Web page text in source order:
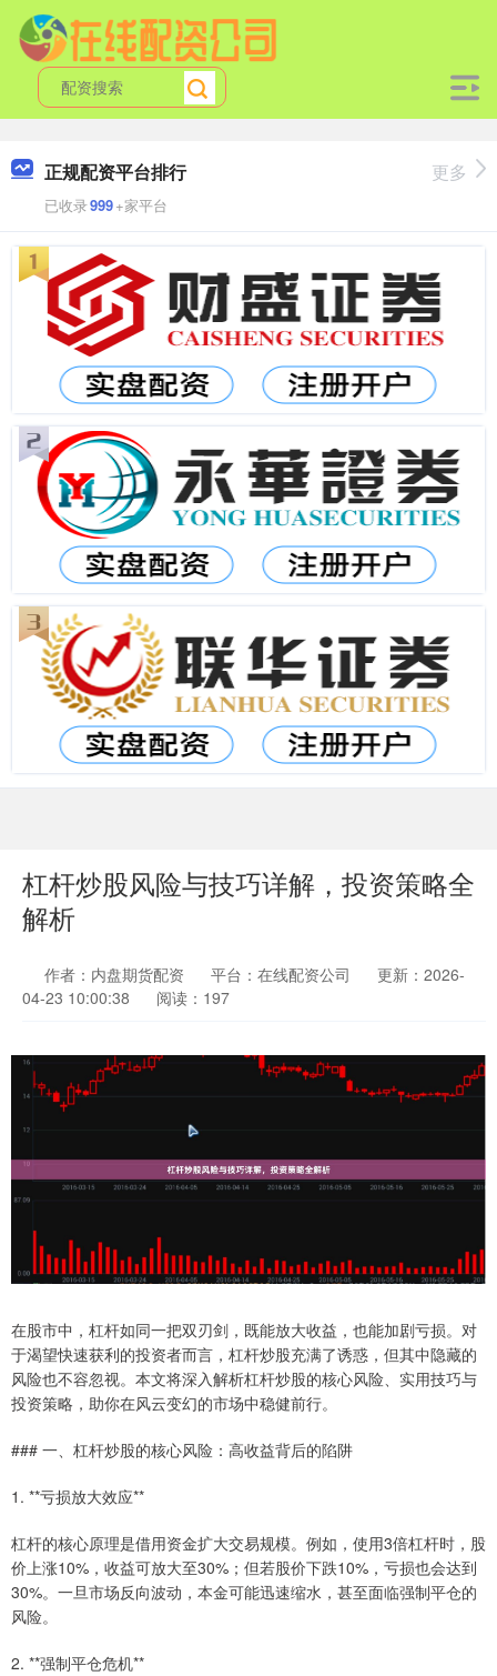
正规配资平台排行
已收录999+家平台
更多
杠杆炒股风险与技巧详解，投资策略全
解析
作者：内盘期货配资 平台：在线配资公司
更新：2026-
04-23 10:00:38
阅读：197
在股市中，杠杆如同一把双刃剑，既能放大收益，也能加剧亏损。对
于渴望快速获利的投资者而言，杠杆炒股充满了诱惑，但其中隐藏的
风险也不容忽视。本文将深入解析杠杆炒股的核心风险、实用技巧与
投资策略，助你在风云变幻的市场中稳健前行。
### 一、杠杆炒股的核心风险：高收益背后的陷阱
1. **亏损放大效应**
杠杆的核心原理是借用资金扩大交易规模。例如，使用3倍杠杆时，股
价上涨10%，收益可放大至30%；但若股价下跌10%，亏损也会达到
30%。一旦市场反向波动，本金可能迅速缩水，甚至面临强制平仓的
风险。
2. **强制平仓危机**